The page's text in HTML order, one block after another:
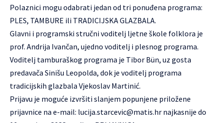
Polaznici mogu odabrati jedan od tri ponuđena programa:
PLES, TAMBURE ili TRADICIJSKA GLAZBALA.
Glavni i programski stručni voditelj ljetne škole folklora je
prof. Andrija Ivančan, ujedno voditelj i plesnog programa.
Voditelj tamburaškog programa je Tibor Bün, uz gosta
predavača Sinišu Leopolda, dok je voditelj programa
tradicijskih glazbala Vjekoslav Martinić.
Prijavu je moguće izvršiti slanjem popunjene priložene
prijavnice na e-mail: lucija.starcevic@matis.hr najkasnije do